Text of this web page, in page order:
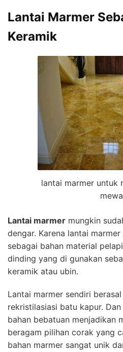
Lantai Marmer
Keramik
lantai marmer untuk
Lantai marmer mungkin
dengar. Karena lantai
sebagai bahan material
dinding yang di gunakan
keramik atau ubin.
Lantai marmer sendiri
rekristilasiasi batu kapur.
bahan bebatuan menjadikan
beragam pilihan corak yang
bahan marmer sangat unik